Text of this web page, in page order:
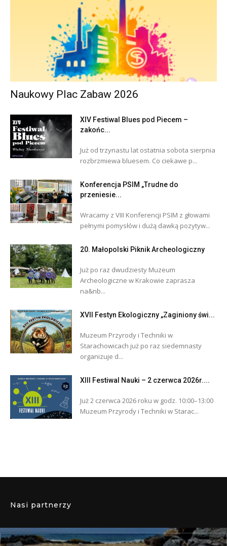
Naukowy Plac Zabaw 2026
XIV Festiwal Blues pod Piecem –
zakońc...
Już od trzynastu lat ostatnia sobota sierpnia
rozbrzmiewa bluesem. Co ciekawe p...
Konferencja PSIM „Trudne do
przeniesie...
Wracamy z VIII Konferencji PSIM z głowami
pełnymi pomysłów i dużą dawką pozytyw...
20. Małopolski Piknik Archeologiczny
Już po raz dwudziesty Muzeum
Archeologiczne w Krakowie zaprasza
na&nb...
XVII Festyn Ekologiczny „Zaginiony świ...
Muzeum Przyrody i Techniki w
Starachowicach już po raz siedemnasty
organizuje d...
XIII Festiwal Nauki – 2 czerwca 2026r....
Już 2 czerwca 2026 roku w godz. 10:00–13:00
Muzeum Przyrody i Techniki w Starac...
Nasi partnerzy